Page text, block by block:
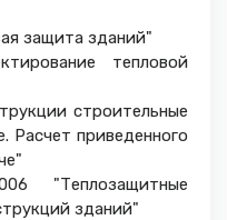
защита зданий"
тепловой
строительные
приведенного
"Теплозащитные
зданий"